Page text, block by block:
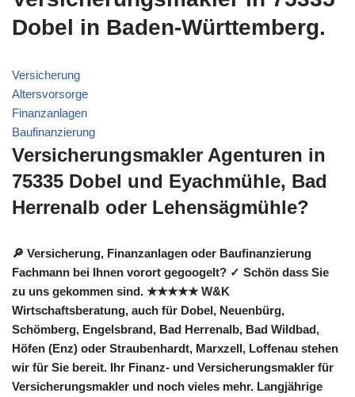
Dobel in Baden-Württemberg.
Versicherung
Altersvorsorge
Finanzanlagen
Baufinanzierung
Versicherungsmakler Agenturen in
75335 Dobel und Eyachmühle, Bad
Herrenalb oder Lehensägmühle?
🔎 Versicherung, Finanzanlagen oder Baufinanzierung
Fachmann bei Ihnen vorort gegoogelt? ✓ Schön dass Sie
zu uns gekommen sind. ★★★★★ W&K
Wirtschaftsberatung, auch für Dobel, Neuenbürg,
Schömberg, Engelsbrand, Bad Herrenalb, Bad Wildbad,
Höfen (Enz) oder Straubenhardt, Marxzell, Loffenau stehen
wir für Sie bereit. Ihr Finanz- und Versicherungsmakler für
Versicherungsmakler und noch vieles mehr. Langjährige